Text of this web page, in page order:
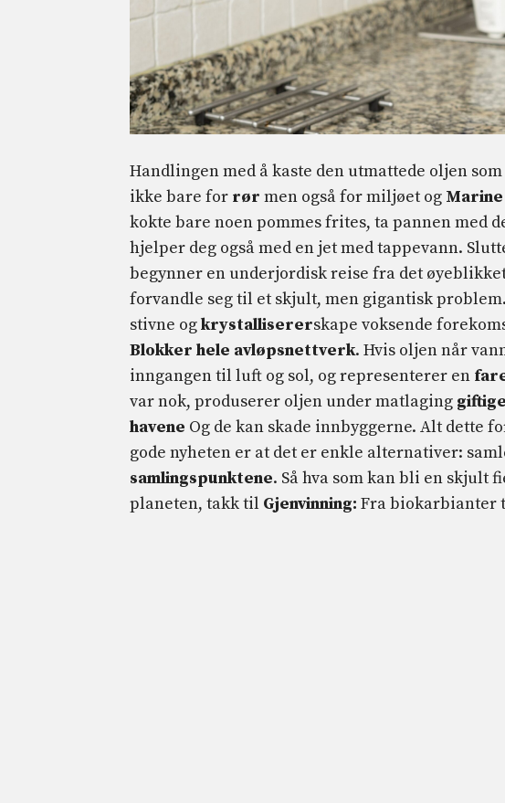
Handlingen med å kaste den utmattede oljen
ikke bare for rør men også for miljøet og
kokte bare noen pommes frites, ta pannen med
hjelper deg også med en jet med tappevann.
begynner en underjordisk reise fra det
forvandle seg til et skjult, men gigantisk
stivne ogkrystallisererskape voksende
Blokker hele avløpsnettverk. Hvis oljen når
inngangen til luft og sol, og representerer en
var nok, produserer oljen under matlaging
havene Og de kan skade innbyggerne. Alt dette
gode nyheten er at det er enkle alternativer:
samlingspunktene. Så hva som kan bli en skjult
planeten, takk til Gjenvinning: Fra biokarbianter